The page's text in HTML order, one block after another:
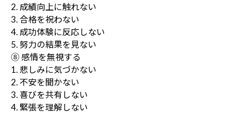
2. 成績向上に触れない
3. 合格を祝わない
4. 成功体験に反応しない
5. 努力の結果を見ない
⑧ 感情を無視する
1. 悲しみに気づかない
2. 不安を聞かない
3. 喜びを共有しない
4. 緊張を理解しない